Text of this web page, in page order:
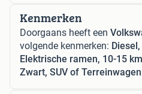
Kenmerken
Doorgaans heeft een
volgende kenmerken:
Elektrische ramen, 10-15
Zwart, SUV of